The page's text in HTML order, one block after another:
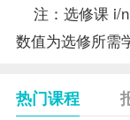
注：选修课 i/n
数值为选修所需
热门课程